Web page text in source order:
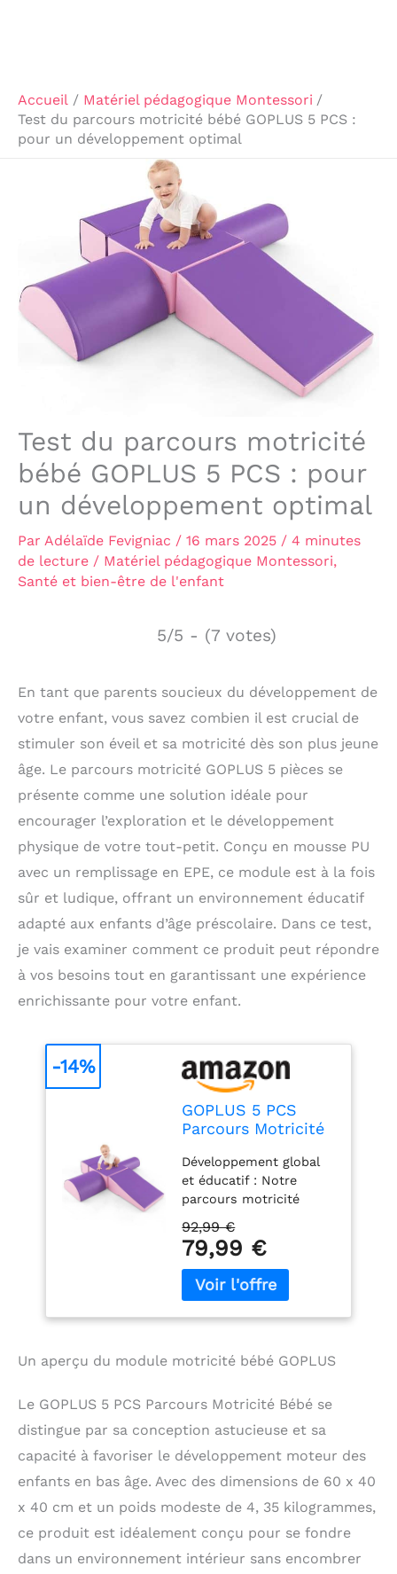
Accueil
Matériel pédagogique Montessori
Test du parcours motricité bébé GOPLUS 5 PCS :
pour un développement optimal
Test du parcours motricité
bébé GOPLUS 5 PCS : pour
un développement optimal
Par Adélaïde Fevigniac / 16 mars 2025 / 4 minutes
de lecture / Matériel pédagogique Montessori,
Santé et bien-être de l'enfant
5/5 - (7 votes)
En tant que parents soucieux du développement de
votre enfant, vous savez combien il est crucial de
stimuler son éveil et sa motricité dès son plus jeune
âge. Le parcours motricité GOPLUS 5 pièces se
présente comme une solution idéale pour
encourager l’exploration et le développement
physique de votre tout-petit. Conçu en mousse PU
avec un remplissage en EPE, ce module est à la fois
sûr et ludique, offrant un environnement éducatif
adapté aux enfants d’âge préscolaire. Dans ce test,
je vais examiner comment ce produit peut répondre
à vos besoins tout en garantissant une expérience
enrichissante pour votre enfant.
GOPLUS 5 PCS
Parcours Motricité
Fermeture Clair,
Module Motricité
Bébé en Mousse PU
Lavable avec
Remplissage en
EPE, Jouets
Éducatifs Convient
pour Enfants d'Âge
Préscolaire,
Développement global
et éducatif : Notre
parcours motricité
blocs de construction
mousse pour enfant
aux formes et couleurs
variées, est un excellent
l'imagination des bébés
mutuelle lors des jeux
en groupe. Sécurité
petits : Ce module
motricité bébé est doté
haute qualité et non
toxique, avec des
contours arrondis sans
92,99 €
79,99 €
-14%
Un aperçu du module motricité bébé GOPLUS
Le GOPLUS 5 PCS Parcours Motricité Bébé se
distingue par sa conception astucieuse et sa
capacité à favoriser le développement moteur des
enfants en bas âge. Avec des dimensions de 60 x 40
x 40 cm et un poids modeste de 4, 35 kilogrammes,
ce produit est idéalement conçu pour se fondre
dans un environnement intérieur sans encombrer